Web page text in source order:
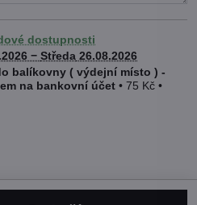
dostupnosti
− Středa 26.08.2026
balíkovny ( výdejní místo ) -
na bankovní účet • 75 Kč •